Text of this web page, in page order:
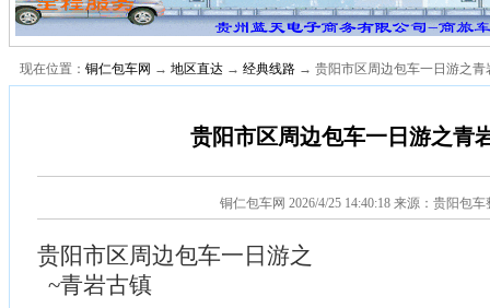
现在位置： 铜仁包车网 → 地区直达 → 经典线路 → 贵阳市区周边包车一日游之青
贵阳市区周边包车一日游之青
铜仁包车网 2026/4/25 14:40:18 来源：贵阳包车
贵阳市区周边包车一日游之
~青岩古镇